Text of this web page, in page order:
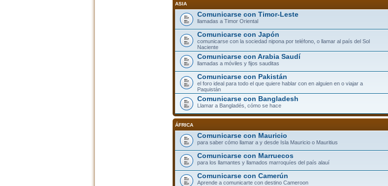
ASIA
Comunicarse con Timor-Leste
llamadas a Timor Oriental
Comunicarse con Japón
comunicarse con la sociedad nipona por teléfono, o llamar al país del Sol
Naciente
Comunicarse con Arabia Saudí
llamadas a móviles y fijos sauditas
Comunicarse con Pakistán
el foro ideal para todo el que quiere hablar con en alguien en o viajar a
Paquistán
Comunicarse con Bangladesh
Llamar a Bangladés, cómo se hace
ÁFRICA
Comunicarse con Mauricio
para saber cómo llamar a y desde Isla Mauricio o Mauritius
Comunicarse con Marruecos
para los llamantes y llamados marroquíes del país alauí
Comunicarse con Camerún
Aprende a comunicarte con destino Cameroon